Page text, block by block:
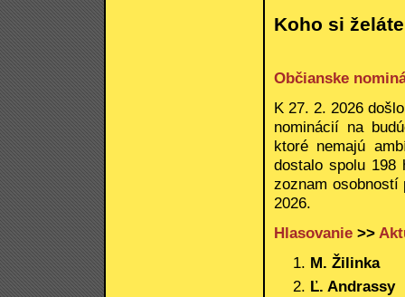
Koho si
Občianske
K 27. 2. 2026
nominácií na
ktoré nemajú
dostalo spolu 198
zoznam osobností
2026.
Hlasovanie >>
M. Žilinka
Ľ. Andrassy